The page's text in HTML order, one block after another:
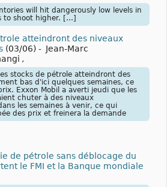
will hit dangerously low levels in
to shoot higher. […]
atteindront des niveaux
(03/06) - Jean-Marc
,
stocks de pétrole atteindront des
bas d'ici quelques semaines, ce
Exxon Mobil a averti jeudi que les
chuter à des niveaux
les semaines à venir, ce qui
des prix et freinera la demande
de pétrole sans déblocage du
le FMI et la Banque mondiale